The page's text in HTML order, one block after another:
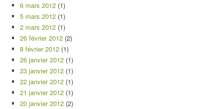
6 mars 2012 (1)
5 mars 2012 (1)
2 mars 2012 (1)
26 février 2012 (2)
8 février 2012 (1)
26 janvier 2012 (1)
23 janvier 2012 (1)
22 janvier 2012 (1)
21 janvier 2012 (1)
20 janvier 2012 (2)